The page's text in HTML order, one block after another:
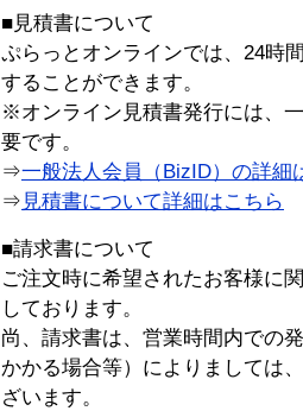
■見積書について
ぷらっとオンラインでは、24時
することができます。
※オンライン見積書発行には、
要です。
⇒一般法人会員（BizID）の詳細
⇒ 見積書について詳細はこちら
■請求書について
ご注文時に希望されたお客様に
しております。
尚、請求書は、営業時間内での
かかる場合等）によりましては
ざいます。